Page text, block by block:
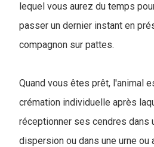
lequel vous aurez du temps
passer un dernier instant en
compagnon sur pattes.
Quand vous êtes prêt, l'animal
crémation individuelle après
réceptionner ses cendres dans
dispersion ou dans une urne ou